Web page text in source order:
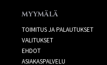
MYYMÄLÄ
TOIMITUS JA PALAUTUKSET
VALITUKSET
EHDOT
ASIAKASPALVELU